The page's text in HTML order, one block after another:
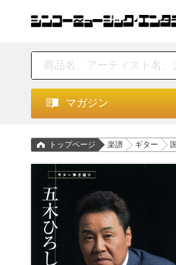
マガジン
トップページ 楽譜 ギター